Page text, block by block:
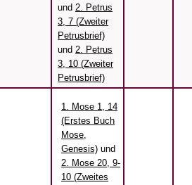
und 2. Petrus
3, 7 (Zweiter
Petrusbrief)
und 2. Petrus
3, 10 (Zweiter
Petrusbrief)
1. Mose 1, 14
(Erstes Buch
Mose,
Genesis) und
2. Mose 20, 9-
10 (Zweites